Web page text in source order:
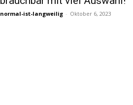
normal-ist-langweilig - Oktober 6, 2023